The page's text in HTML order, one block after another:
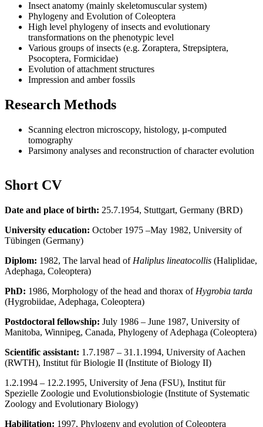
Insect anatomy (mainly skeletomuscular system)
Phylogeny and Evolution of Coleoptera
High level phylogeny of insects and evolutionary
transformations on the phenotypic level
Various groups of insects (e.g. Zoraptera, Strepsiptera,
Psocoptera, Formicidae)
Evolution of attachment structures
Impression and amber fossils
Research Methods
Scanning electron microscopy, histology, µ-computed
tomography
Parsimony analyses and reconstruction of character evolution
Short CV
Date and place of birth: 25.7.1954, Stuttgart, Germany (BRD)
University education: October 1975 –May 1982, University of
Tübingen (Germany)
Diplom: 1982, The larval head of Haliplus lineatocollis (Haliplidae,
Adephaga, Coleoptera)
PhD: 1986, Morphology of the head and thorax of Hygrobia tarda
(Hygrobiidae, Adephaga, Coleoptera)
Postdoctoral fellowship: July 1986 – June 1987, University of
Manitoba, Winnipeg, Canada, Phylogeny of Adephaga (Coleoptera)
Scientific assistant: 1.7.1987 – 31.1.1994, University of Aachen
(RWTH), Insti­tut für Biologie II (Institute of Biology II)
1.2.1994 – 12.2.1995, University of Jena (FSU), Institut für
Spezielle Zoologie und Evolutionsbiologie (Institute of Systematic
Zoology and Evolutionary Biology)
Habilitation: 1997, Phylogeny and evolution of Coleoptera